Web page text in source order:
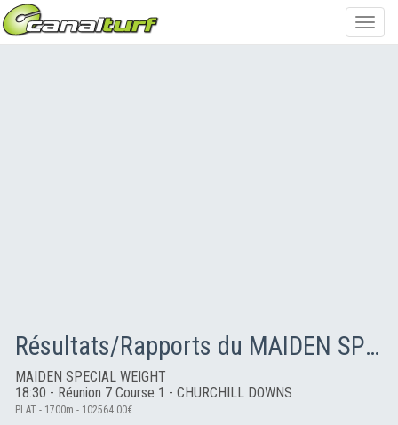
Résultats/Rapports du MAIDEN SPECIAL WEIGHT
MAIDEN SPECIAL WEIGHT
18:30 - Réunion 7 Course 1 - CHURCHILL DOWNS
PLAT - 1700m - 102564.00€